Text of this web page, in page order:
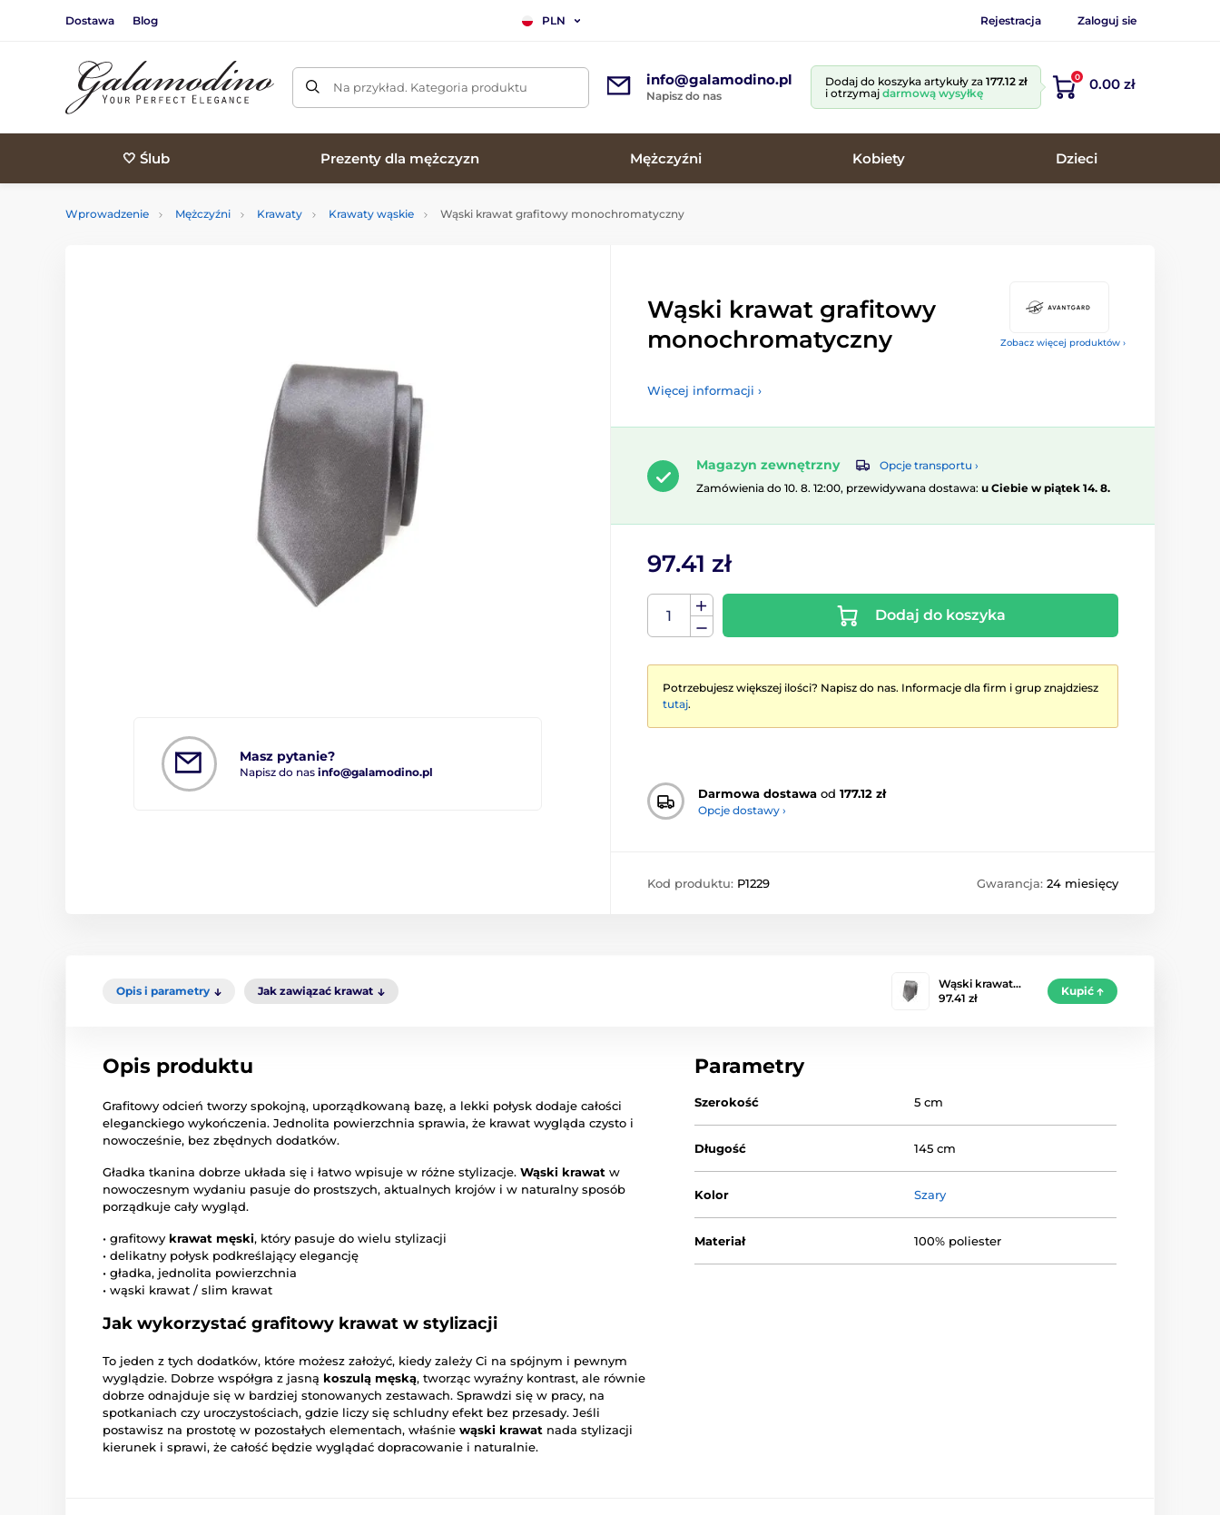
Dostawa Blog PLN Rejestracja Zaloguj sie
Na przykład. Kategoria produktu info@galamodino.pl
Napisz do nas
Dodaj do koszyka artykuły za 177.12 zł
i otrzymaj darmową wysyłkę
0 0.00 zł
🤍 Ślub Prezenty dla mężczyzn Mężczyźni Kobiety Dzieci
Wprowadzenie Mężczyźni Krawaty Krawaty wąskie Wąski krawat grafitowy monochromatyczny
Zobacz więcej produktów ›
Masz pytanie?
Napisz do nas info@galamodino.pl
Wąski krawat grafitowy
monochromatyczny
Więcej informacji ›
Magazyn zewnętrzny
Opcje transportu ›
Zamówienia do 10. 8. 12:00, przewidywana dostawa: u Ciebie w piątek 14. 8.
97.41 zł
Dodaj do koszyka
Potrzebujesz większej ilości? Napisz do nas. Informacje dla firm i grup znajdziesz
tutaj.
Darmowa dostawa od 177.12 zł
Opcje dostawy ›
Kod produktu: P1229 Gwarancja: 24 miesięcy
Opis i parametry Jak zawiązać krawat
Wąski krawat…
97.41 zł
Kupić
Opis produktu
Grafitowy odcień tworzy spokojną, uporządkowaną bazę, a lekki połysk dodaje całości
eleganckiego wykończenia. Jednolita powierzchnia sprawia, że krawat wygląda czysto i
nowocześnie, bez zbędnych dodatków.
Gładka tkanina dobrze układa się i łatwo wpisuje w różne stylizacje. Wąski krawat w
nowoczesnym wydaniu pasuje do prostszych, aktualnych krojów i w naturalny sposób
porządkuje cały wygląd.
• grafitowy krawat męski, który pasuje do wielu stylizacji
• delikatny połysk podkreślający elegancję
• gładka, jednolita powierzchnia
• wąski krawat / slim krawat
Jak wykorzystać grafitowy krawat w stylizacji
To jeden z tych dodatków, które możesz założyć, kiedy zależy Ci na spójnym i pewnym
wyglądzie. Dobrze współgra z jasną koszulą męską, tworząc wyraźny kontrast, ale równie
dobrze odnajduje się w bardziej stonowanych zestawach. Sprawdzi się w pracy, na
spotkaniach czy uroczystościach, gdzie liczy się schludny efekt bez przesady. Jeśli
postawisz na prostotę w pozostałych elementach, właśnie wąski krawat nada stylizacji
kierunek i sprawi, że całość będzie wyglądać dopracowanie i naturalnie.
Parametry
Szerokość 5 cm
Długość 145 cm
Kolor Szary
Materiał 100% poliester